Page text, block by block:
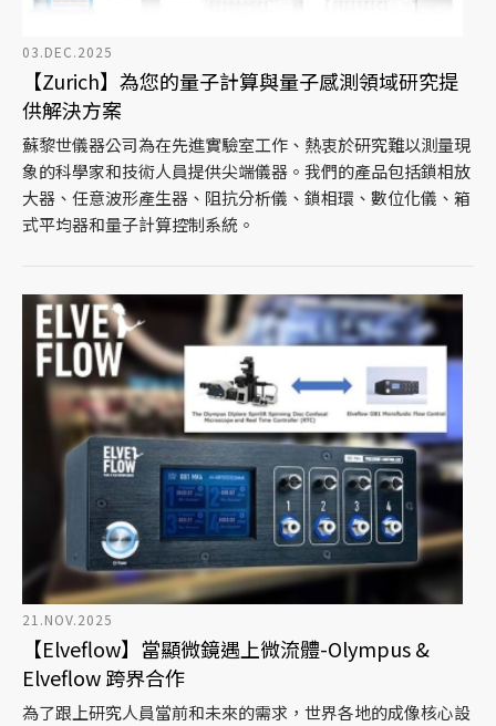
03.DEC.2025
【Zurich】為您的量子計算與量子感測領域研究提
供解決方案
蘇黎世儀器公司為在先進實驗室工作、熱衷於研究難以測量現
象的科學家和技術人員提供尖端儀器。我們的產品包括鎖相放
大器、任意波形產生器、阻抗分析儀、鎖相環、數位化儀、箱
式平均器和量子計算控制系統。
21.NOV.2025
【Elveflow】當顯微鏡遇上微流體-Olympus &
Elveflow 跨界合作
為了跟上研究人員當前和未來的需求，世界各地的成像核心設